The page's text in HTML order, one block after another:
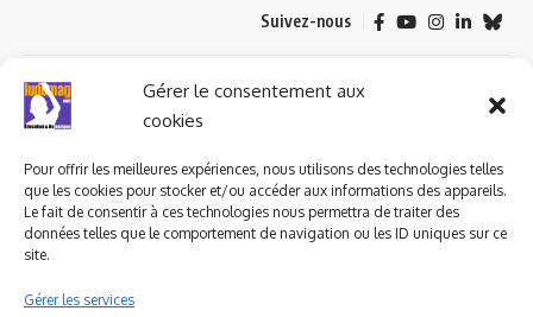
Gérer le consentement aux
cookies
Pour offrir les meilleures expériences, nous utilisons des technologies telles
que les cookies pour stocker et/ou accéder aux informations des appareils.
Le fait de consentir à ces technologies nous permettra de traiter des
données telles que le comportement de navigation ou les ID uniques sur ce
site.
Gérer les services
Suivez-nous
© 2023 ludomag.com édité et géré par WOOMEET SAS, powered by